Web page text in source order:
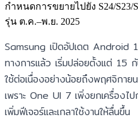
กำหนดการขยายไปยัง S24/S23/
รุ่น ต.ค.–พ.ย. 2025
Samsung เปิดอัปเดต Android
ทางการแล้ว เริ่มปล่อยตั้งแต่ 15
ใช้ต่อเนื่องอย่างน้อยถึงพฤศจิกาย
เพราะ One UI 7 เพิ่งยกเครื่อง
เพิ่มฟีเจอร์และเกลาใช้งานให้ลื่นขึ้น